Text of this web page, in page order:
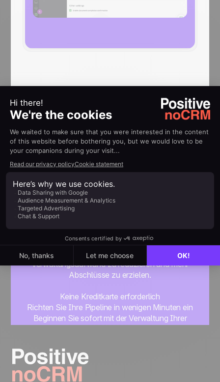
Für alle, die
wirklich
verkaufen
noCRM ist das aktionsorientierte Vertriebstool,
das entwickelt wurde, um den
Verwaltungsaufwand zu reduzieren und mehr
Abschlüsse zu erzielen.
Keine Kreditkarte erforderlich
Richten Sie Ihre Pipeline in wenigen Minuten ein
Beginnen Sie sofort mit der Verwaltung Ihrer